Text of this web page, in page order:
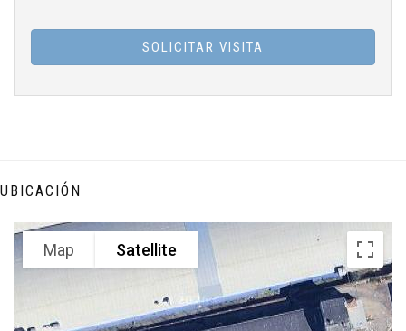
SOLICITAR VISITA
UBICACIÓN
Map Satellite